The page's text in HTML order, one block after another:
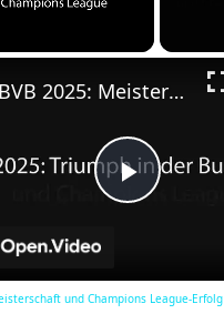
P
BVB 2025: Meisterschaft und Champions League-Erfolg
und Champions League-Erfolg